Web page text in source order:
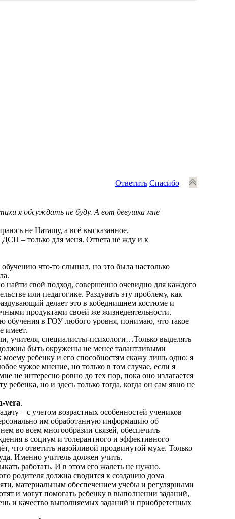
Ответить Спасибо
я обсуждать не буду. А вот девушка мне
не Наташу, а всё высказанное.
ДСП – только для меня. Ответа не жду и к
что-то слышал, но это была настолько
свой подход, совершенно очевидно для каждого
или педагогике. Раздувать эту проблему, как
делает это в кобеднишнем костюме и
продуктами своей же жизнедеятельности.
обучения в ГОУ любого уровня, понимаю, что такое
имеет.
учителя, специалисты-психологи…Только выделять
быть окружены не менее талантливыми
ребенку и его способностям скажу лишь одно: я
чужое мнение, но только в том случае, если я
не интересно ровно до тех пор, пока оно излагается
но и здесь только тогда, когда он сам явно не
vera.
– с учетом возрастных особенностей учеников
им обработанную информацию об
во всем многообразии связей, обеспечить
в социум и толерантного и эффективного
что ответить назойливой продвинутой мухе. Только
Именно учитель должен учить.
работать. И в этом его жалеть не нужно.
родителя должна сводится к созданию дома
материальным обеспечением учебы и регулярными
и могут помогать ребенку в выполнении заданий,
и качество выполняемых заданий и приобретенных